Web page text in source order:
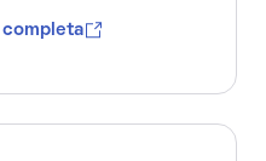
completa